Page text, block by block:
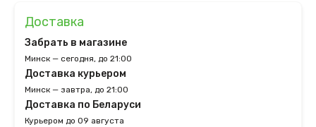
Доставка
Забрать в магазине
Минск — сегодня, до 21:00
Доставка курьером
Минск — завтра, до 21:00
Доставка по Беларуси
Курьером до 09 августа